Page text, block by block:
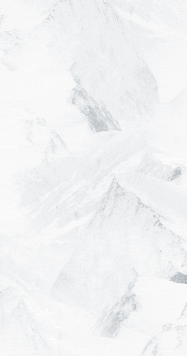
Excellent enneigement
Hohsaas – Saas-Grund